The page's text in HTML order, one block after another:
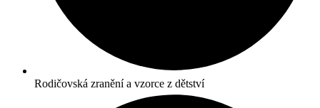
Rodičovská zranění a vzorce z dětství